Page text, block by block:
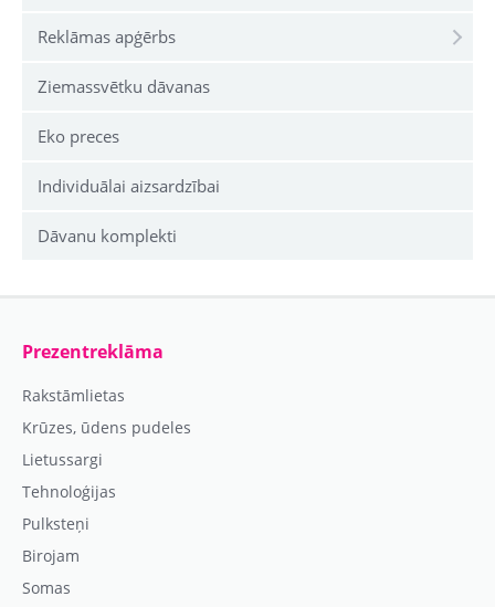
Reklāmas apģērbs
Ziemassvētku dāvanas
Eko preces
Individuālai aizsardzībai
Dāvanu komplekti
Prezentreklāma
Rakstāmlietas
Krūzes, ūdens pudeles
Lietussargi
Tehnoloģijas
Pulksteņi
Birojam
Somas